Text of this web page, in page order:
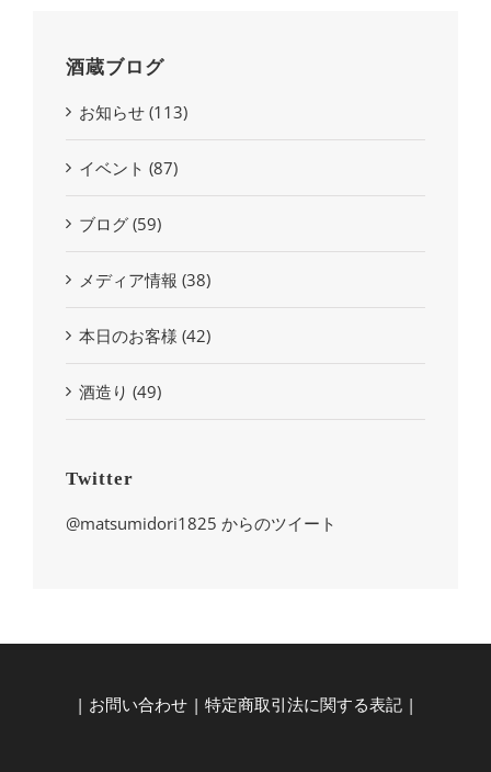
酒蔵ブログ
お知らせ (113)
イベント (87)
ブログ (59)
メディア情報 (38)
本日のお客様 (42)
酒造り (49)
Twitter
@matsumidori1825 からのツイート
| お問い合わせ | 特定商取引法に関する表記 |